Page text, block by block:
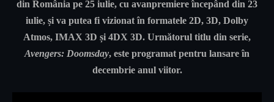
din România pe 25 iulie, cu avanpremiere începând din 23
iulie, și va putea fi vizionat în formatele 2D, 3D, Dolby
Atmos, IMAX 3D și 4DX 3D. Următorul titlu din serie,
Avengers: Doomsday, este programat pentru lansare în
decembrie anul viitor.